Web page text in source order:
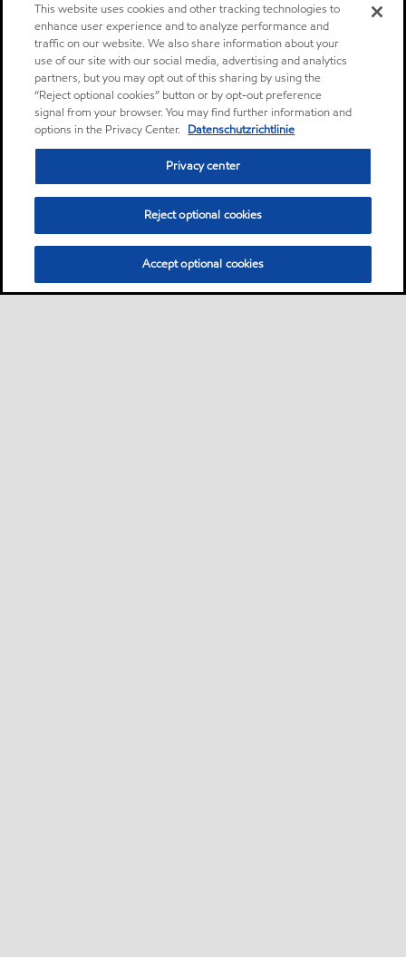
This website uses cookies and other tracking technologies to
enhance user experience and to analyze performance and
traffic on our website. We also share information about your
use of our site with our social media, advertising and analytics
partners, but you may opt out of this sharing by using the
“Reject optional cookies” button or by opt-out preference
signal from your browser. You may find further information and
options in the Privacy Center. Datenschutzrichtlinie
Privacy center
Reject optional cookies
Accept optional cookies